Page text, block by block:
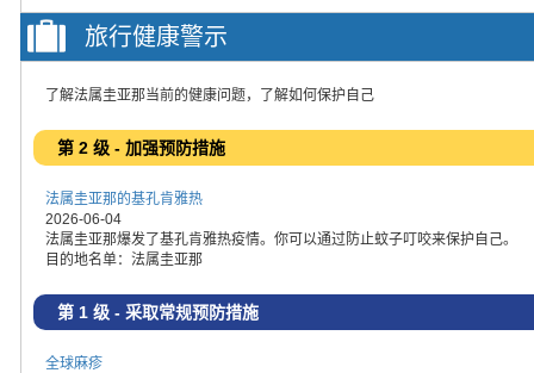
旅行健康警示
了解法属圭亚那当前的健康问题，了解如何保护自己
第 2 级 - 加强预防措施
法属圭亚那的基孔肯雅热
2026-06-04
法属圭亚那爆发了基孔肯雅热疫情。你可以通过防止蚊子叮咬来保护自己。
目的地名单：法属圭亚那
第 1 级 - 采取常规预防措施
全球麻疹